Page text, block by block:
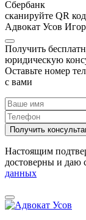
Сбербанк
сканируйте QR код
Адвокат Усов
Получить
юридическую
Оставьте номер
с вами
Настоящим
достоверны и даю
данных